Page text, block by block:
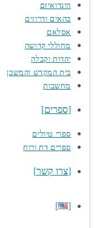
הינדואיזם
בהאים ודרוזים
אסלאם
מחוללי קדושה
יהדות וקבלה
בית המקדש והמשכן
מחשבות
ספרים
ספרי טיולים
ספרים דת ורוח
צרו קשר